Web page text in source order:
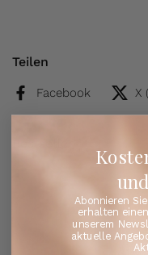
Teilen
Facebook X
Abonnieren
erhalten
unserem
aktuelle